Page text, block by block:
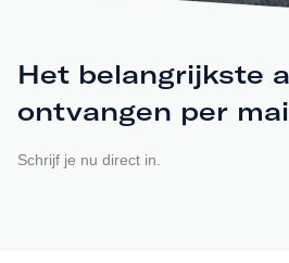
Het belangrijkste
ontvangen per
Schrijf je nu direct in.